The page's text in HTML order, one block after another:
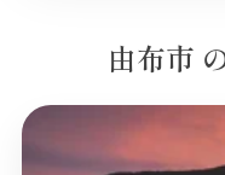
由布市